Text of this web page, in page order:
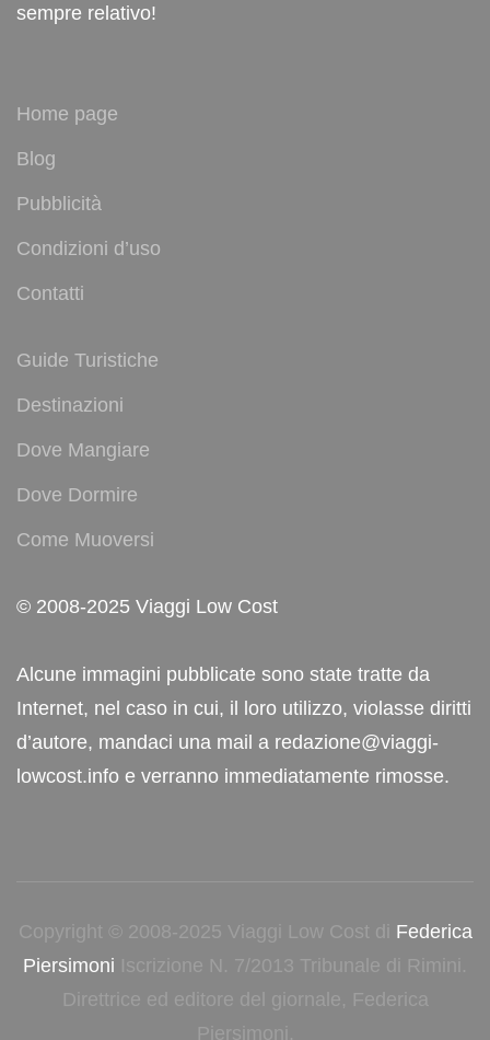
sempre relativo!
Home page
Blog
Pubblicità
Condizioni d’uso
Contatti
Guide Turistiche
Destinazioni
Dove Mangiare
Dove Dormire
Come Muoversi
© 2008-2025 Viaggi Low Cost
Alcune immagini pubblicate sono state tratte da
Internet, nel caso in cui, il loro utilizzo, violasse diritti
d’autore, mandaci una mail a redazione@viaggi-
lowcost.info e verranno immediatamente rimosse.
Copyright © 2008-2025 Viaggi Low Cost di Federica
Piersimoni Iscrizione N. 7/2013 Tribunale di Rimini.
Direttrice ed editore del giornale, Federica
Piersimoni.